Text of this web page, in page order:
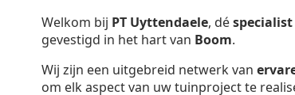
Welkom bij PT Uyttendaele, dé
gevestigd in het hart van Boom.
Wij zijn een uitgebreid netwerk van
om elk aspect van uw tuinproject te